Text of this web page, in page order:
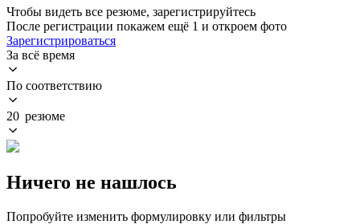
Чтобы видеть все резюме, зарегистрируйтесь
После регистрации покажем ещё 1 и откроем фото
Зарегистрироваться
За всё время
По соответствию
20 резюме
Ничего не нашлось
Попробуйте изменить формулировку или фильтры